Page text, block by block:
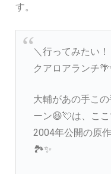
す。
＼行ってみたい！
クアロアランチ
大輔があの手こ
ーン😆💘は、こ
2004年公開の原
🏞✨